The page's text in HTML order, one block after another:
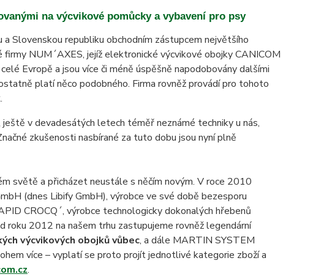
na výcvikové pomůcky a vybavení pro psy
Slovenskou republiku obchodním zástupcem největšího
NUM´AXES, jejíž elektronické výcvikové obojky CANICOM
Evropě a jsou více či méně úspěšně napodobovány dalšími
platí něco podobného. Firma rovněž provádí pro tohoto
v devadesátých letech téměř neznámé techniky u nás,
zkušenosti nasbírané za tuto dobu jsou nyní plně
světě a přicházet neustále s něčím novým. V roce 2010
(dnes Libify GmbH), výrobce ve své době bezesporu
CROCQ´, výrobce technologicky dokonalých hřebenů
roku 2012 na našem trhu zastupujeme rovněž legendární
výcvikových obojků vůbec, a dále MARTIN SYSTEM
více – vyplatí se proto projít jednotlivé kategorie zboží a
.